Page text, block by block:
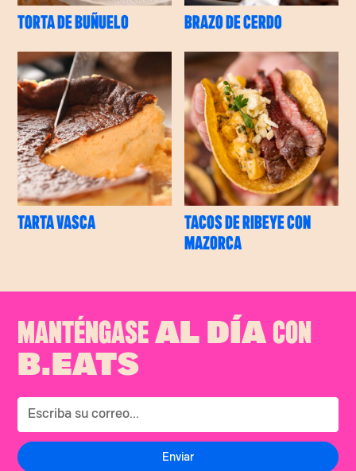
TORTA DE BUÑUELO BRAZO DE CERDO
TARTA VASCA
TACOS DE RIBEYE CON
MAZORCA
MANTÉNGASE AL DÍA CON
B.EATS